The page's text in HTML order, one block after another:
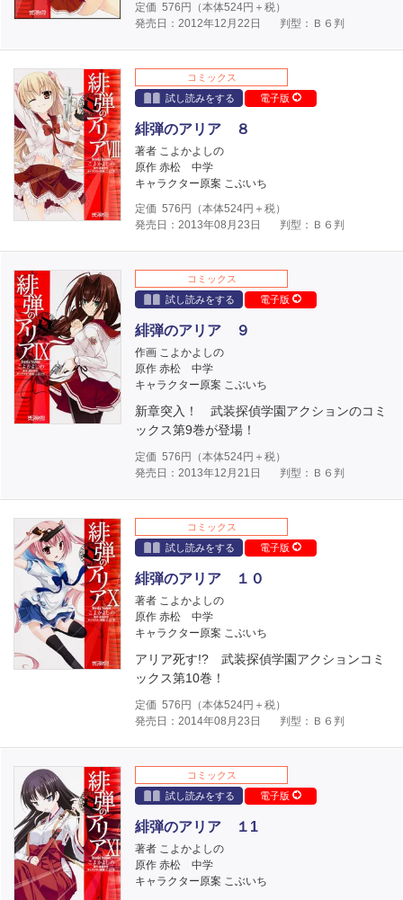
定価 576 円（本体524円＋税）
発売日：2012年12月22日
判型：Ｂ６判
コミックス
試し読みをする
電子版
緋弾のアリア ８
著者 こよかよしの
原作 赤松 中学
キャラクター原案 こぶいち
定価 576 円（本体524円＋税）
発売日：2013年08月23日
判型：Ｂ６判
コミックス
試し読みをする
電子版
緋弾のアリア ９
作画 こよかよしの
原作 赤松 中学
キャラクター原案 こぶいち
新章突入！ 武装探偵学園アクションのコミ
ックス第9巻が登場！
定価 576 円（本体524円＋税）
発売日：2013年12月21日
判型：Ｂ６判
コミックス
試し読みをする
電子版
緋弾のアリア １０
著者 こよかよしの
原作 赤松 中学
キャラクター原案 こぶいち
アリア死す!? 武装探偵学園アクションコミ
ックス第10巻！
定価 576 円（本体524円＋税）
発売日：2014年08月23日
判型：Ｂ６判
コミックス
試し読みをする
電子版
緋弾のアリア １1
著者 こよかよしの
原作 赤松 中学
キャラクター原案 こぶいち